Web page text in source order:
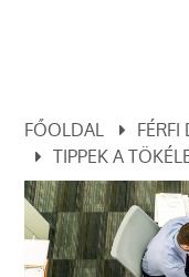
FŐOLDAL
FÉRFI
TIPPEK A